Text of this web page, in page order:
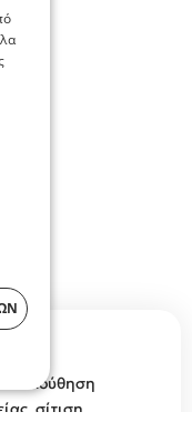
σίτιση,